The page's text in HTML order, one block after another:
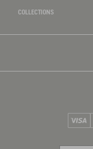
COLLECTIONS